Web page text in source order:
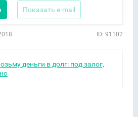
Показать e-mail
ID: 91102
деньги в долг: под залог,